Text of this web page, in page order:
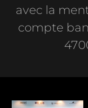
avec la
compte